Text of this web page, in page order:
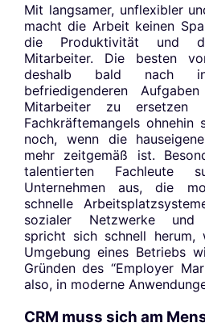
Mit langsamer, unflexibler
macht die Arbeit keinen
die Produktivität und
Mitarbeiter. Die besten
deshalb bald nach
befriedigenderen
Mitarbeiter zu ersetzen
Fachkräftemangels
noch, wenn die
mehr zeitgemäß ist.
talentierten Fachleute
Unternehmen aus, die
schnelle
sozialer Netzwerke und
spricht sich schnell
Umgebung eines Betriebs
Gründen des “Employer
also, in moderne
CRM muss sich am